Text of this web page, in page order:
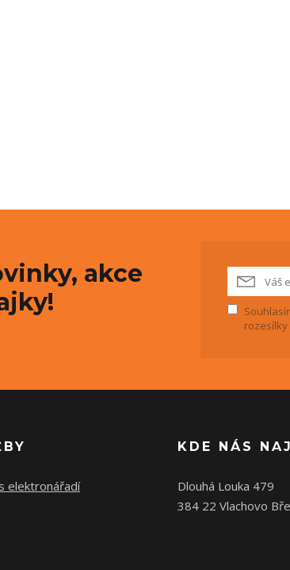
akce
elektronářadí
KDE NÁS
Dlouhá Louka 479
384 22 Vlachovo